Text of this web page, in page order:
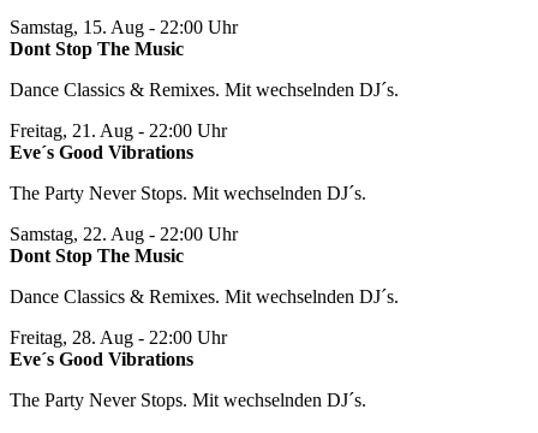
Samstag, 15. Aug - 22:00 Uhr
Dont Stop The Music
Dance Classics & Remixes. Mit wechselnden DJ´s.
Freitag, 21. Aug - 22:00 Uhr
Eve´s Good Vibrations
The Party Never Stops. Mit wechselnden DJ´s.
Samstag, 22. Aug - 22:00 Uhr
Dont Stop The Music
Dance Classics & Remixes. Mit wechselnden DJ´s.
Freitag, 28. Aug - 22:00 Uhr
Eve´s Good Vibrations
The Party Never Stops. Mit wechselnden DJ´s.